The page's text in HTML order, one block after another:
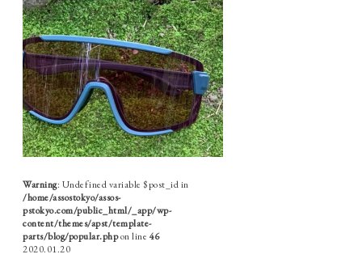
Warning: Undefined variable $post_id in
/home/assostokyo/assos-
pstokyo.com/public_html/_app/wp-
content/themes/apst/template-
parts/blog/popular.phpon line 46
2020.01.20